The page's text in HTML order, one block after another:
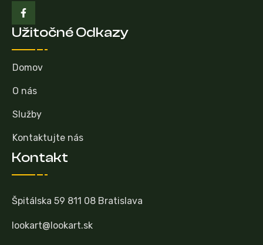
Užitočné Odkazy
Domov
O nás
Služby
Kontaktujte nás
Kontakt
Špitálska 59 811 08 Bratislava
lookart@lookart.sk